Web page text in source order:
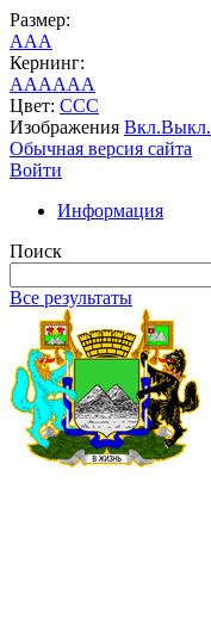
Размер:
AAA
Кернинг:
AAAAAA
Цвет: CCC
Изображения Вкл.Выкл.
Обычная версия сайта
Войти
Информация
Поиск
Все результаты